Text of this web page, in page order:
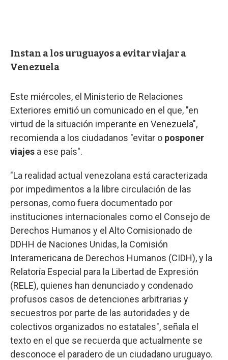
Instan a los uruguayos a evitar viajar a
Venezuela
Este miércoles, el Ministerio de Relaciones
Exteriores emitió un comunicado en el que, "en
virtud de la situación imperante en Venezuela",
recomienda a los ciudadanos "evitar o posponer
viajes a ese país".
"La realidad actual venezolana está caracterizada
por impedimentos a la libre circulación de las
personas, como fuera documentado por
instituciones internacionales como el Consejo de
Derechos Humanos y el Alto Comisionado de
DDHH de Naciones Unidas, la Comisión
Interamericana de Derechos Humanos (CIDH), y la
Relatoría Especial para la Libertad de Expresión
(RELE), quienes han denunciado y condenado
profusos casos de detenciones arbitrarias y
secuestros por parte de las autoridades y de
colectivos organizados no estatales", señala el
texto en el que se recuerda que actualmente se
desconoce el paradero de un ciudadano uruguayo.